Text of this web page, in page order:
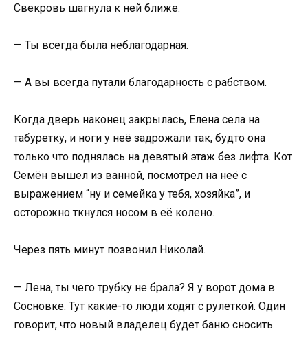
Свекровь шагнула к ней ближе:
— Ты всегда была неблагодарная.
— А вы всегда путали благодарность с рабством.
Когда дверь наконец закрылась, Елена села на
табуретку, и ноги у неё задрожали так, будто она
только что поднялась на девятый этаж без лифта. Кот
Семён вышел из ванной, посмотрел на неё с
выражением “ну и семейка у тебя, хозяйка”, и
осторожно ткнулся носом в её колено.
Через пять минут позвонил Николай.
— Лена, ты чего трубку не брала? Я у ворот дома в
Сосновке. Тут какие-то люди ходят с рулеткой. Один
говорит, что новый владелец будет баню сносить.